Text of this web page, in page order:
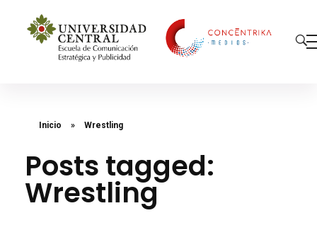
Inicio » Wrestling
Posts tagged:
Wrestling